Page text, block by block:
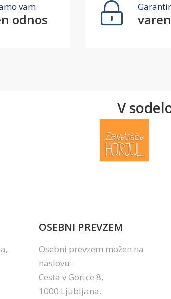
vam
odnos
V
OSEBNI PREVZEM
Osebni prevzem možen na
naslovu:
Cesta v Gorice 8,
1000 Ljubljana.